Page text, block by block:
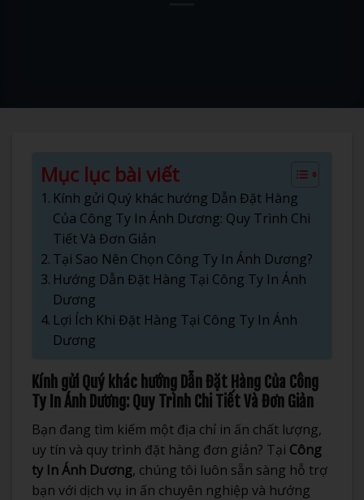
Mục lục bài viết
Kính gửi Quý khác hướng Dẫn Đặt Hàng
Của Công Ty In Ánh Dương: Quy Trình Chi
Tiết Và Đơn Giản
Tại Sao Nên Chọn Công Ty In Ánh Dương?
Hướng Dẫn Đặt Hàng Tại Công Ty In Ánh
Dương
Lợi Ích Khi Đặt Hàng Tại Công Ty In Ánh
Dương
Kính gửi Quý khác hướng Dẫn Đặt Hàng Của Công
Ty In Ánh Dương: Quy Trình Chi Tiết Và Đơn Giản
Bạn đang tìm kiếm một địa chỉ in ấn chất lượng,
uy tín và quy trình đặt hàng đơn giản? Tại Công
ty In Ánh Dương, chúng tôi luôn sẵn sàng hỗ trợ
bạn với dịch vụ in ấn chuyên nghiệp và hướng